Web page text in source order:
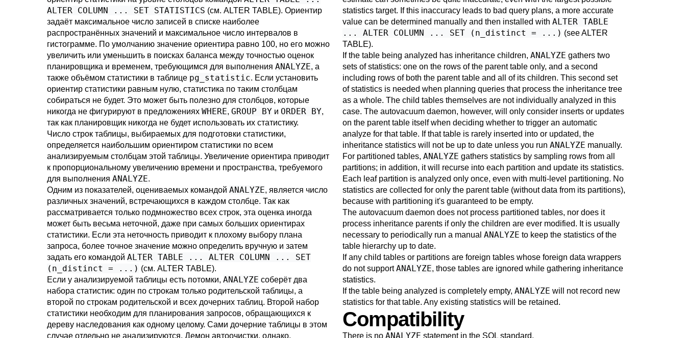
ALTER COLUMN ... SET STATISTICS (см. ALTER TABLE). Ориентир
задаёт максимальное число записей в списке наиболее
распространённых значений и максимальное число интервалов в
гистограмме. По умолчанию значение ориентира равно 100, но его можно
увеличить или уменьшить в поисках баланса между точностью оценок
планировщика и временем, требующимся для выполнения ANALYZE, а
также объёмом статистики в таблице pg_statistic. Если установить
ориентир статистики равным нулю, статистика по таким столбцам
собираться не будет. Это может быть полезно для столбцов, которые
никогда не фигурируют в предложениях WHERE, GROUP BY и ORDER BY,
так как планировщик никогда не будет использовать их статистику.
Число строк таблицы, выбираемых для подготовки статистики,
определяется наибольшим ориентиром статистики по всем
анализируемым столбцам этой таблицы. Увеличение ориентира приводит
к пропорциональному увеличению времени и пространства, требуемого
для выполнения ANALYZE.
Одним из показателей, оцениваемых командой ANALYZE, является число
различных значений, встречающихся в каждом столбце. Так как
рассматривается только подмножество всех строк, эта оценка иногда
может быть весьма неточной, даже при самых больших ориентирах
статистики. Если эта неточность приводит к плохому выбору плана
запроса, более точное значение можно определить вручную и затем
задать его командой ALTER TABLE ... ALTER COLUMN ... SET
(n_distinct = ...) (см. ALTER TABLE).
Если у анализируемой таблицы есть потомки, ANALYZE соберёт два
набора статистик: один по строкам только родительской таблицы, а
второй по строкам родительской и всех дочерних таблиц. Второй набор
статистики необходим для планирования запросов, обращающихся к
дереву наследования как одному целому. Сами дочерние таблицы в этом
случае отдельно не анализируются. Демон автоочистки, однако,
statistics target. If this inaccuracy leads to bad query plans, a more accurate
value can be determined manually and then installed with ALTER TABLE
... ALTER COLUMN ... SET (n_distinct = ...) (seeALTER
TABLE).
If the table being analyzed has inheritance children, ANALYZE gathers two
sets of statistics: one on the rows of the parent table only, and a second
including rows of both the parent table and all of its children. This second set
of statistics is needed when planning queries that process the inheritance tree
as a whole. The child tables themselves are not individually analyzed in this
case. The autovacuum daemon, however, will only consider inserts or updates
on the parent table itself when deciding whether to trigger an automatic
analyze for that table. If that table is rarely inserted into or updated, the
inheritance statistics will not be up to date unless you run ANALYZE manually.
For partitioned tables, ANALYZE gathers statistics by sampling rows from all
partitions; in addition, it will recurse into each partition and update its statistics.
Each leaf partition is analyzed only once, even with multi-level partitioning. No
statistics are collected for only the parent table (without data from its partitions),
because with partitioning it's guaranteed to be empty.
The autovacuum daemon does not process partitioned tables, nor does it
process inheritance parents if only the children are ever modified. It is usually
necessary to periodically run a manual ANALYZE to keep the statistics of the
table hierarchy up to date.
If any child tables or partitions are foreign tables whose foreign data wrappers
do not supportANALYZE, those tables are ignored while gathering inheritance
statistics.
If the table being analyzed is completely empty, ANALYZE will not record new
statistics for that table. Any existing statistics will be retained.
Compatibility
There is no ANALYZE statement in the SQL standard.